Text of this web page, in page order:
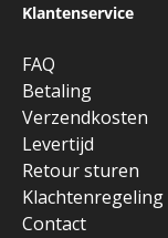
Klantenservice
FAQ
Betaling
Verzendkosten
Levertijd
Retour sturen
Klachtenregeling
Contact